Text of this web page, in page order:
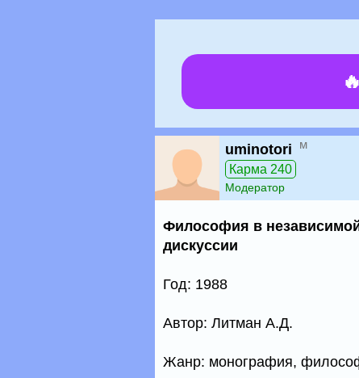
uminotori
м
Карма 240
Модератор
Философия в
дискуссии
Год: 1988
Автор: Литман А.Д.
Жанр: монография,